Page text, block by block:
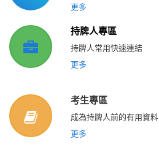
更多
持牌人專區
持牌人常用快速連結
更多
考生專區
成為持牌人前的有用資料
更多